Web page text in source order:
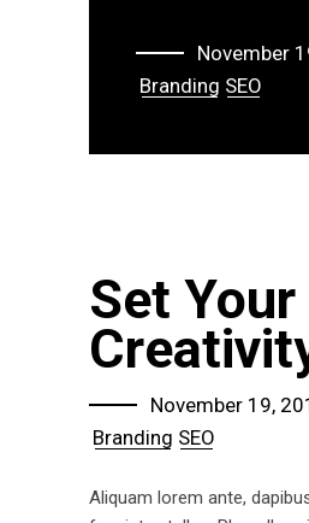
November
Branding SEO
Set Your
November 19,
Branding SEO
Aliquam lorem ante,